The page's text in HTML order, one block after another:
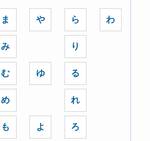
ま
み
む
め
も
や
ゆ
よ
ら
り
る
れ
ろ
わ